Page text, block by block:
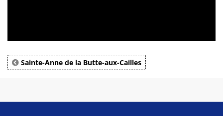
Sainte-Anne de la Butte-aux-Cailles